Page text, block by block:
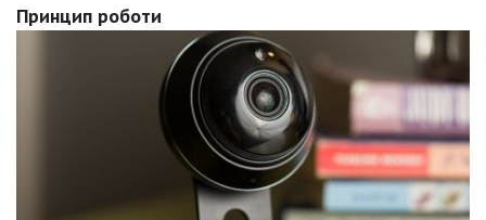
Принцип роботи